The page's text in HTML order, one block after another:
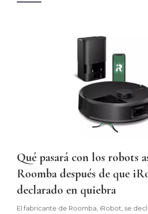
Qué pasará con los robots
Roomba después de que
declarado en quiebra
El fabricante de Roomba, iRobot, se